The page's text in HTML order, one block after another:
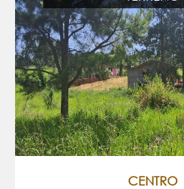
CENTRO